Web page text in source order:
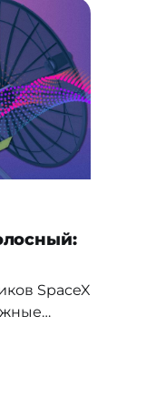
SpaceX